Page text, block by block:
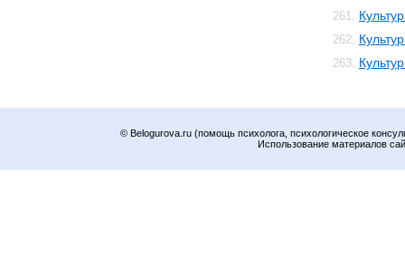
261.
262.
263.
© Belogurova.ru (помощь психолога, психологическое
Использование материалов